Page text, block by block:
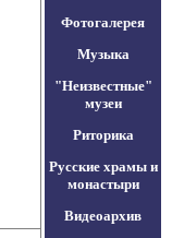
Фотогалерея
Музыка
"Неизвестные"
музеи
Риторика
Русские храмы и
монастыри
Видеоархив